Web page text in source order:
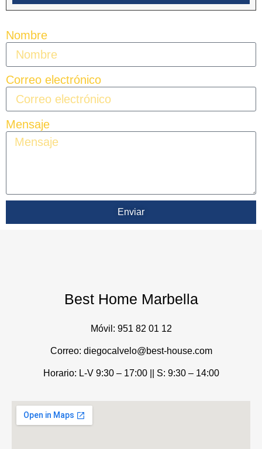
Nombre
Correo electrónico
Mensaje
Enviar
Best Home Marbella
Móvil: 951 82 01 12
Correo: diegocalvelo@best-house.com
Horario: L-V 9:30 – 17:00 || S: 9:30 – 14:00